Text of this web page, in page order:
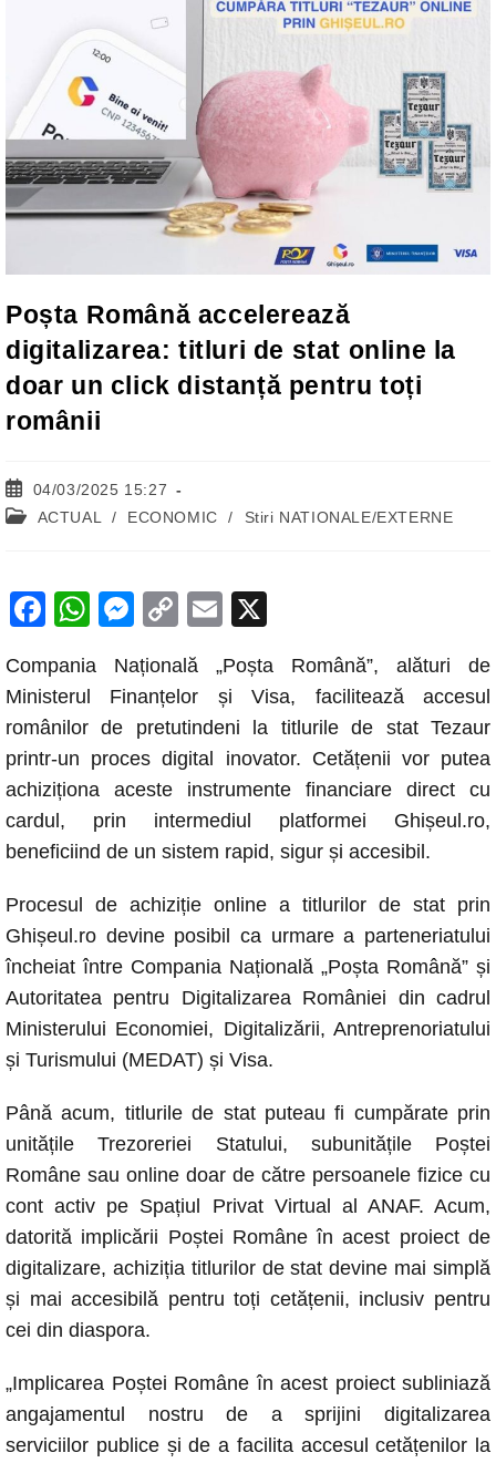
Poșta Română accelerează
digitalizarea: titluri de stat online la
doar un click distanță pentru toți
românii
Post
published:
04/03/2025 15:27
Post ACTUAL / ECONOMIC / Stiri NATIONALE/EXTERNE
F
c
e
b
o
o
k
W
at
s
A
p
p
M
ss
e
n
g
er
C
p
y
Li
n
k
E
ail
Compania Națională „Poșta Română”, alături de
Ministerul Finanțelor și Visa, facilitează accesul
românilor de pretutindeni la titlurile de stat Tezaur
printr-un proces digital inovator. Cetățenii vor putea
achiziționa aceste instrumente financiare direct cu
cardul, prin intermediul platformei Ghișeul.ro,
beneficiind de un sistem rapid, sigur și accesibil.
Procesul de achiziție online a titlurilor de stat prin
Ghișeul.ro devine posibil ca urmare a parteneriatului
încheiat între Compania Națională „Poșta Română” și
Autoritatea pentru Digitalizarea României din cadrul
Ministerului Economiei, Digitalizării, Antreprenoriatului
și Turismului (MEDAT) și Visa.
Până acum, titlurile de stat puteau fi cumpărate prin
unitățile Trezoreriei Statului, subunitățile Poștei
Române sau online doar de către persoanele fizice cu
cont activ pe Spațiul Privat Virtual al ANAF. Acum,
datorită implicării Poștei Române în acest proiect de
digitalizare, achiziția titlurilor de stat devine mai simplă
și mai accesibilă pentru toți cetățenii, inclusiv pentru
cei din diaspora.
„Implicarea Poștei Române în acest proiect subliniază
angajamentul nostru de a sprijini digitalizarea
serviciilor publice și de a facilita accesul cetățenilor la